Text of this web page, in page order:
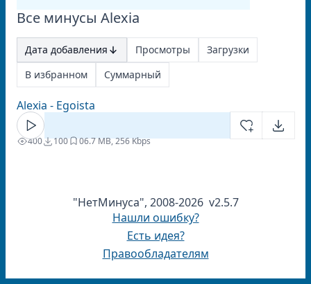
Все минусы Alexia
Дата добавления Просмотры
Загрузки
В избранном
Суммарный
Alexia - Egoista
400 100 06.7 MB, 256 Kbps
"НетМинуса", 2008-2026 v2.5.7
Нашли ошибку?
Есть идея?
Правообладателям